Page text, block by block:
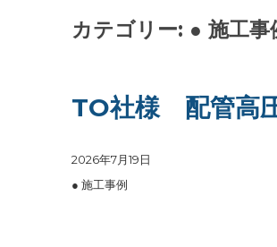
カテゴリー: ● 施工事
TO社様 配管高
投
稿
2026年7月19日
カ
● 施工事例